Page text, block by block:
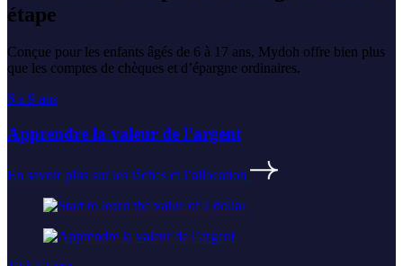
étape
Conçue pour les enfants âgés de 6 à 17 ans, Mydoh offre bien plus
que les comptes de chèques et d’épargne ordinaires.
6 à 9 ans
Apprendre la valeur de l’argent
En savoir plus sur les tâches et l’allocation